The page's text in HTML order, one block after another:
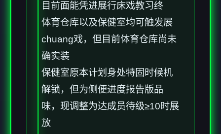
目前面能凭进展行床戏教习终
体育仓库以及保健室均可触发展
chuang戏，但目前体育仓库尚未
确实装
保健室原本计划身处特固时候机
解锁，但为侧便进度报告版品
味，现调整为达成员待级≥10时展
放